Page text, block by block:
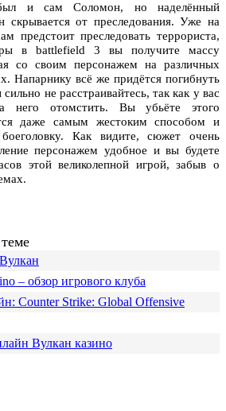
и сам Соломон, но наделённый
скрывается от преследования. Уже на
предстоит преследовать террориста,
в battlefield 3 вы получите массу
со своим персонажем на различных
Напарнику всё же придётся погибнуть
не расстраивайтесь, так как у вас
него отомстить. Вы убьёте этого
даже самым жестоким способом и
Как видите, сюжет очень
персонажем удобное и вы будете
этой великолепной игрой, забыв о
– обзор игрового клуба
Counter Strike: Global Offensive
Вулкан казино